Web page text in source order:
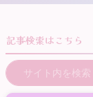
記事検索はこちら